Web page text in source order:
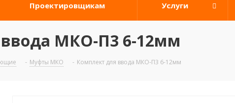
Проектировщикам Услуги
МКО-П3 6-12мм
- Муфты МКО - Комплект для ввода МКО-П3 6-12мм